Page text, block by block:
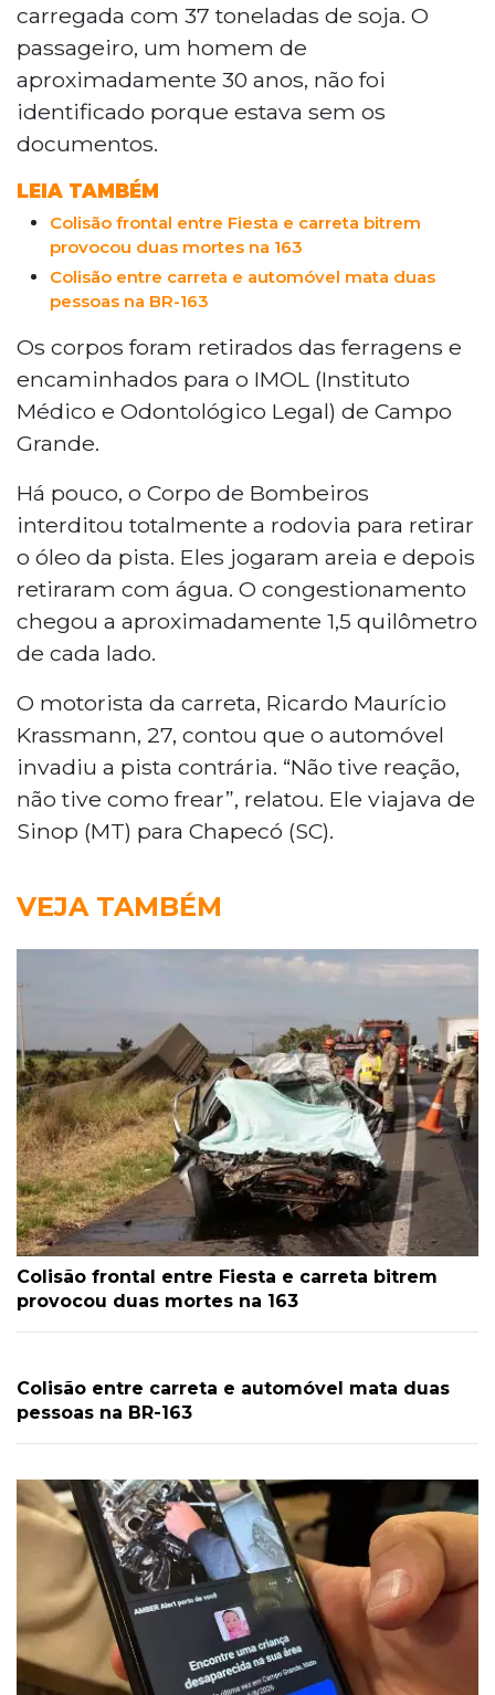
carregada com 37 toneladas de soja. O
passageiro, um homem de
aproximadamente 30 anos, não foi
identificado porque estava sem os
documentos.
LEIA TAMBÉM
Colisão frontal entre Fiesta e carreta bitrem
provocou duas mortes na 163
Colisão entre carreta e automóvel mata duas
pessoas na BR-163
Os corpos foram retirados das ferragens e
encaminhados para o IMOL (Instituto
Médico e Odontológico Legal) de Campo
Grande.
Há pouco, o Corpo de Bombeiros
interditou totalmente a rodovia para retirar
o óleo da pista. Eles jogaram areia e depois
retiraram com água. O congestionamento
chegou a aproximadamente 1,5 quilômetro
de cada lado.
O motorista da carreta, Ricardo Maurício
Krassmann, 27, contou que o automóvel
invadiu a pista contrária. “Não tive reação,
não tive como frear”, relatou. Ele viajava de
Sinop (MT) para Chapecó (SC).
VEJA TAMBÉM
Colisão frontal entre Fiesta e carreta bitrem
provocou duas mortes na 163
Colisão entre carreta e automóvel mata duas
pessoas na BR-163